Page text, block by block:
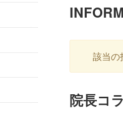
該当の
院長コ